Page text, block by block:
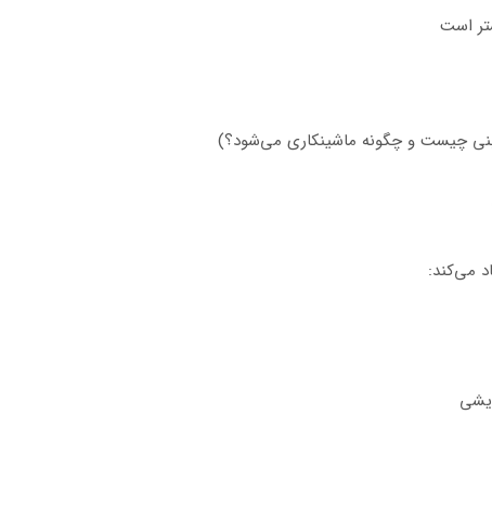
است
چیست و چگونه ماشینکاری می‌شود؟)
می‌کند: